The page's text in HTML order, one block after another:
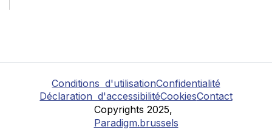
Conditions d'utilisationConfidentialité
Déclaration d'accessibilitéCookiesContact
Copyrights 2025,
Paradigm.brussels